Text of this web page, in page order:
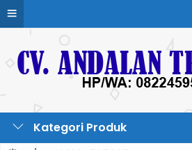
Kategori Produk